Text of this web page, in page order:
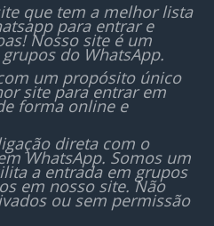
que tem a melhor lista
para entrar e
Nosso site é um
do WhatsApp.
um propósito único
site para entrar em
forma online e
direta com o
WhatsApp. Somos um
a entrada em grupos
em nosso site. Não
ou sem permissão